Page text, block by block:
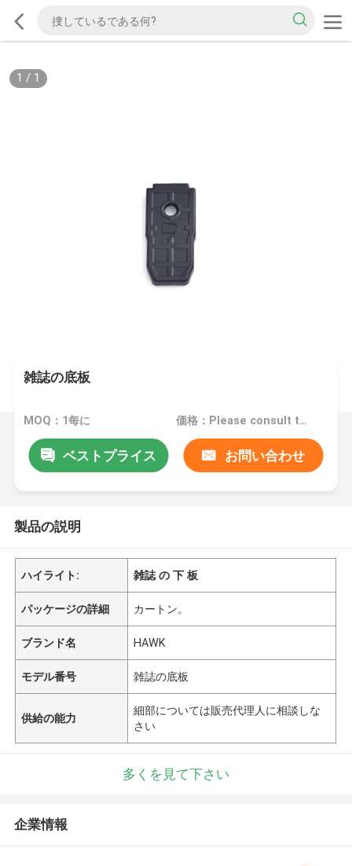
1 / 1
雑誌の底板
MOQ：1每に 価格：Please consult the sales representative for details.
ベストプライス お問い合わせ
製品の説明
ハイライト: 雑誌 の 下 板
パッケージの詳細 カートン。
ブランド名 HAWK
モデル番号 雑誌の底板
供給の能力
細部については販売代理人に相談しな
さい
多くを見て下さい
企業情報